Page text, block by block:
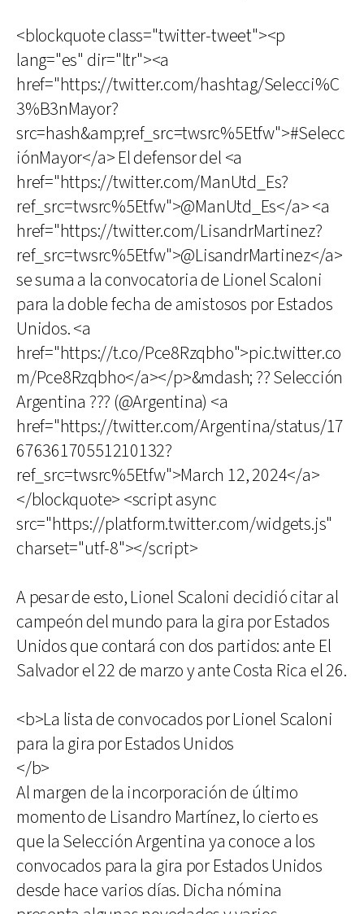
<blockquote class="twitter-tweet"><p
lang="es" dir="ltr"><a
href="https://twitter.com/hashtag/Selecci%C
3%B3nMayor?
src=hash&amp;ref_src=twsrc%5Etfw">#Selecc
iónMayor</a> El defensor del <a
href="https://twitter.com/ManUtd_Es?
ref_src=twsrc%5Etfw">@ManUtd_Es</a> <a
href="https://twitter.com/LisandrMartinez?
ref_src=twsrc%5Etfw">@LisandrMartinez</a>
se suma a la convocatoria de Lionel Scaloni
para la doble fecha de amistosos por Estados
Unidos. <a
href="https://t.co/Pce8Rzqbho">pic.twitter.co
m/Pce8Rzqbho</a></p>&mdash; ?? Selección
Argentina ??? (@Argentina) <a
href="https://twitter.com/Argentina/status/17
67636170551210132?
ref_src=twsrc%5Etfw">March 12, 2024</a>
</blockquote> <script async
src="https://platform.twitter.com/widgets.js"
charset="utf-8"></script>
A pesar de esto, Lionel Scaloni decidió citar al
campeón del mundo para la gira por Estados
Unidos que contará con dos partidos: ante El
Salvador el 22 de marzo y ante Costa Rica el 26.
<b>La lista de convocados por Lionel Scaloni
para la gira por Estados Unidos
</b>
Al margen de la incorporación de último
momento de Lisandro Martínez, lo cierto es
que la Selección Argentina ya conoce a los
convocados para la gira por Estados Unidos
desde hace varios días. Dicha nómina